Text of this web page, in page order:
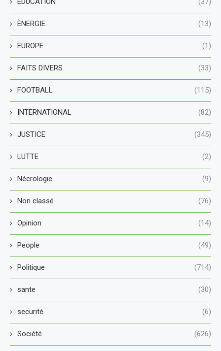
ÈNERGIE (13)
EUROPE (1)
FAITS DIVERS (33)
FOOTBALL (115)
INTERNATIONAL (82)
JUSTICE (345)
LUTTE (2)
Nécrologie (9)
Non classé (76)
Opinion (14)
People (49)
Politique (714)
sante (30)
securité (6)
Société (626)